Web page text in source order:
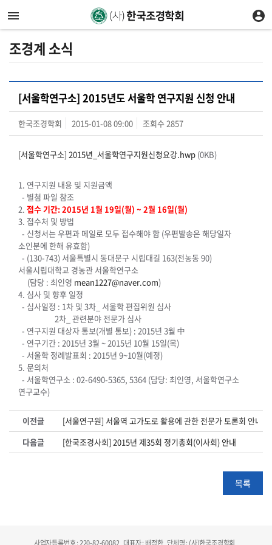
조경계 소식
[서울학연구소] 2015년도 서울학 연구지원 신청 안내
한국조경학회 2015-01-08 09:00 조회수 2857
[서울학연구소] 2015년_서울학연구지원신청요강.hwp (0KB)
1. 연구지원 내용 및 지원금액
- 별첨 파일 참조
2. 접수 기간: 2015년 1월 19일(월) ~ 2월 16일(월)
3. 접수처 및 방법
- 신청서는 우편과 메일로 모두 접수해야 함 (우편발송은 해당일자
소인분에 한해 유효함)
- (130-743) 서울특별시 동대문구 시립대길 163(전농동 90)
서울시립대학교 경농관 서울학연구소
(담당 : 최인영 mean1227@naver.com)
4. 심사 및 향후 일정
- 심사일정 : 1차 및 3차_ 서울학 편집위원 심사
2차_ 관련분야 전문가 심사
- 연구지원 대상자 통보(개별 통보) : 2015년 3월 中
- 연구기간 : 2015년 3월 ~ 2015년 10월 15일(목)
- 서울학 정례발표회 : 2015년 9~10월(예정)
5. 문의처
- 서울학연구소 : 02-6490-5365, 5364 (담당: 최인영, 서울학연구소
연구교수)
이전글
[서울연구원] 서울역 고가도로 활용에 관한 전문가 토론회 안내
다음글
[한국조경사회] 2015년 제35회 정기총회(이사회) 안내
목록
사업자등록번호 : 220-82-60082 대표자 : 배정한 단체명 : (사)한국조경학회